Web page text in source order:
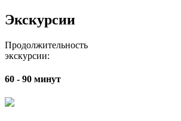
Экскурсии
Продолжительность
экскурсии:
60 - 90 минут